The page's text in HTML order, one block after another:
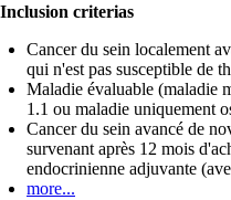
Inclusion criterias
Cancer du sein localement
qui n'est pas susceptible de
Maladie évaluable (maladie
1.1 ou maladie uniquement
Cancer du sein avancé de
survenant après 12 mois
endocrinienne adjuvante
more...